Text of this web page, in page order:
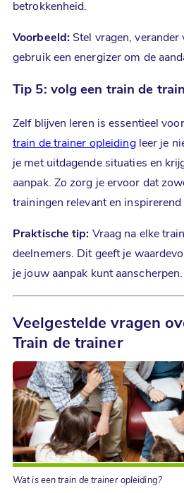
betrokkenheid.
Voorbeeld: Stel vragen,
gebruik een energizer om de
Tip 5: volg een train de
Zelf blijven leren is essentieel
train de trainer opleidingleer je
je met uitdagende situaties en
aanpak. Zo zorg je ervoor dat
trainingen relevant en inspirerend
Praktische tip: Vraag na elke
deelnemers. Dit geeft je
je jouw aanpak kunt aanscherpen.
Veelgestelde vragen
Train de trainer
Wat is een train de trainer opleiding?